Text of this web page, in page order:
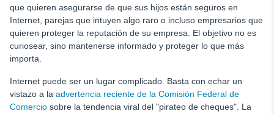
que quieren asegurarse de que sus hijos están seguros en
Internet, parejas que intuyen algo raro o incluso empresarios que
quieren proteger la reputación de su empresa. El objetivo no es
curiosear, sino mantenerse informado y proteger lo que más
importa.
Internet puede ser un lugar complicado. Basta con echar un
vistazo a la advertencia reciente de la Comisión Federal de
Comercio sobre la tendencia viral del "pirateo de cheques". La